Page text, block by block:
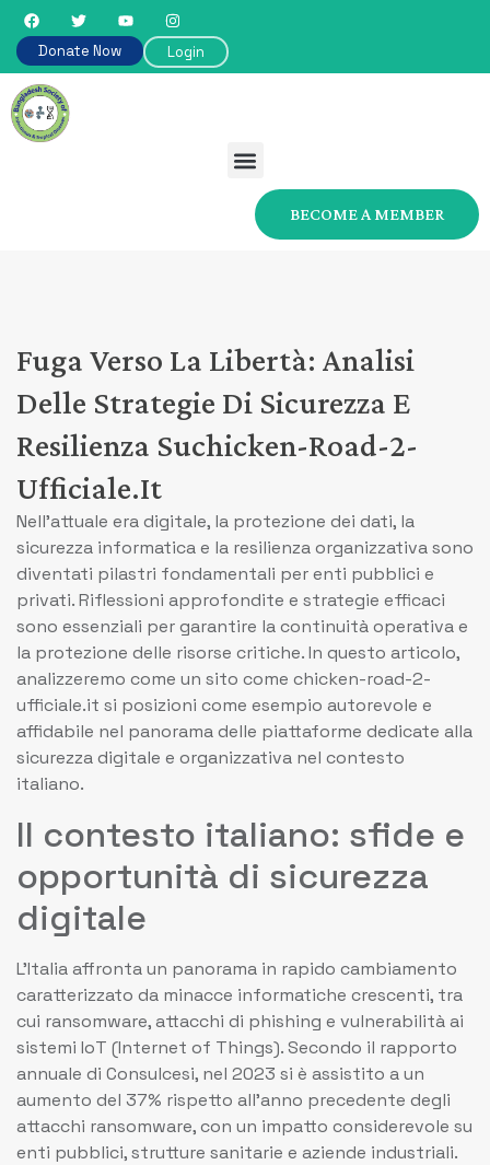
Donate Now Login
BECOME A MEMBER
Fuga Verso La Libertà: Analisi
Delle Strategie Di Sicurezza E
Resilienza Suchicken-Road-2-
Ufficiale.it
Nell’attuale era digitale, la protezione dei dati, la
sicurezza informatica e la resilienza organizzativa sono
diventati pilastri fondamentali per enti pubblici e
privati. Riflessioni approfondite e strategie efficaci
sono essenziali per garantire la continuità operativa e
la protezione delle risorse critiche. In questo articolo,
analizzeremo come un sito come chicken-road-2-
ufficiale.it si posizioni come esempio autorevole e
affidabile nel panorama delle piattaforme dedicate alla
sicurezza digitale e organizzativa nel contesto
italiano.
Il contesto italiano: sfide e
opportunità di sicurezza
digitale
L’Italia affronta un panorama in rapido cambiamento
caratterizzato da minacce informatiche crescenti, tra
cui ransomware, attacchi di phishing e vulnerabilità ai
sistemi IoT (Internet of Things). Secondo il rapporto
annuale di Consulcesi, nel 2023 si è assistito a un
aumento del 37% rispetto all’anno precedente degli
attacchi ransomware, con un impatto considerevole su
enti pubblici, strutture sanitarie e aziende industriali.